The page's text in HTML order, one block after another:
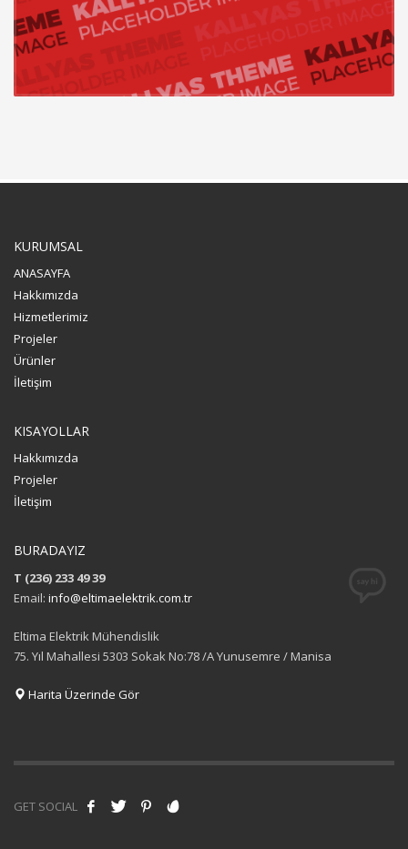
KURUMSAL
ANASAYFA
Hakkımızda
Hizmetlerimiz
Projeler
Ürünler
İletişim
KISAYOLLAR
Hakkımızda
Projeler
İletişim
BURADAYIZ
T (236) 233 49 39
Email: info@eltimaelektrik.com.tr
Eltima Elektrik Mühendislik
75. Yıl Mahallesi 5303 Sokak No:78 /A Yunusemre / Manisa
Harita Üzerinde Gör
GET SOCIAL